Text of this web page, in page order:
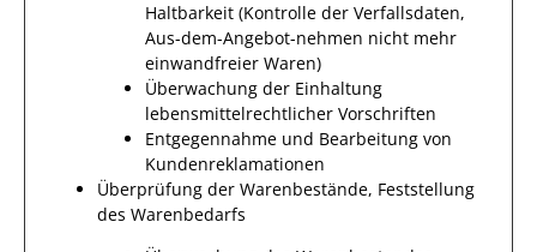
Haltbarkeit (Kontrolle der Verfallsdaten,
Aus-dem-Angebot-nehmen nicht mehr
einwandfreier Waren)
Überwachung der Einhaltung
lebensmittelrechtlicher Vorschriften
Entgegennahme und Bearbeitung von
Kundenreklamationen
Überprüfung der Warenbestände, Feststellung
des Warenbedarfs